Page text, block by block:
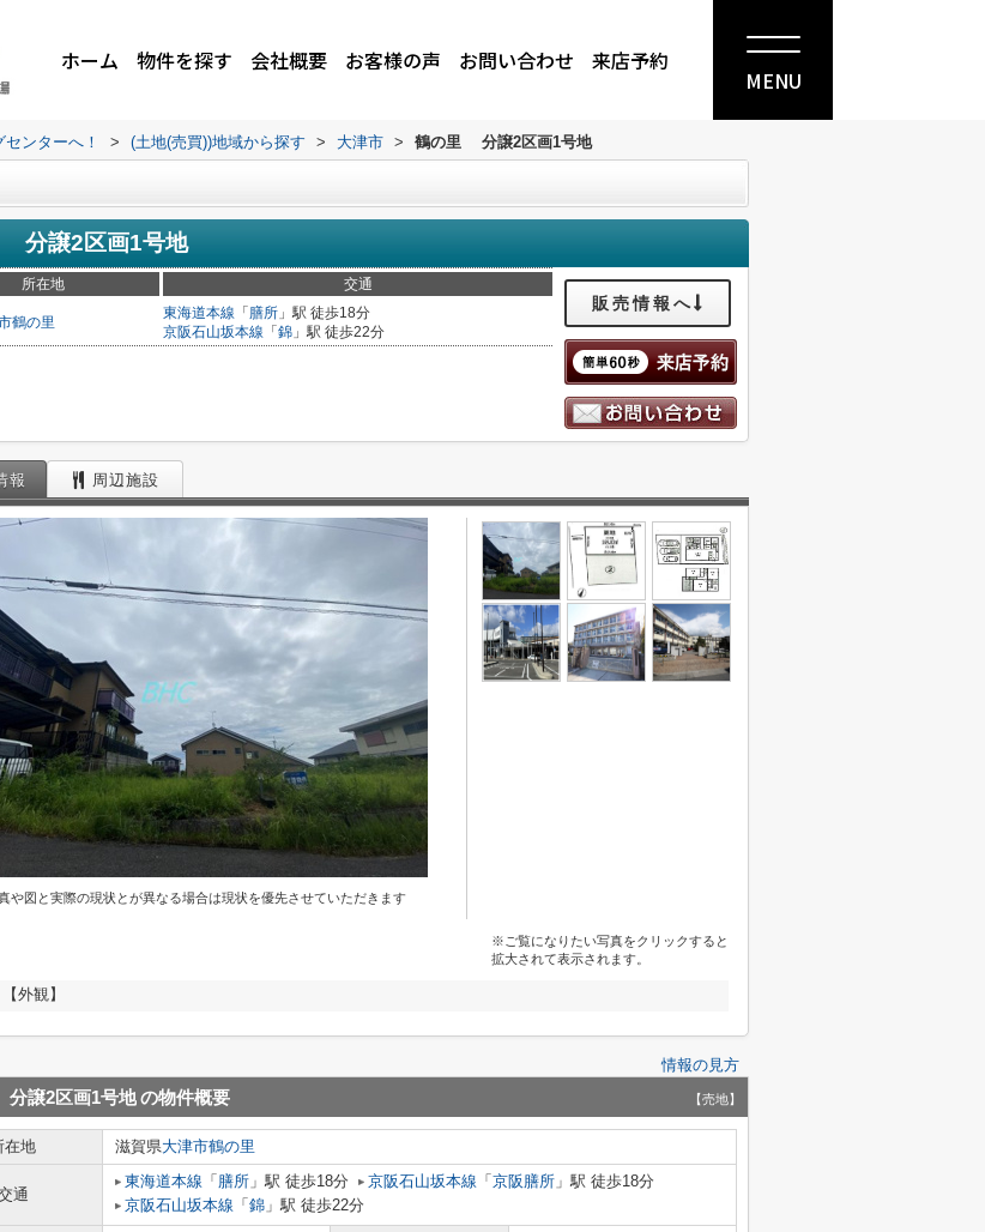
ホーム 物件を探す 会社概要 お客様の声 お問い合わせ 来店予約
MENU
ンターへ！ > (土地(売買))地域から探す > 大津市 > 鶴の里 分譲2区画1号地
分譲2区画1号地
所在地 交通
鶴の里
東海道本線 「 膳所 」駅 徒歩18分
京阪石山坂本線 「 錦 」駅 徒歩22分
販売情報へ
報 周辺施設
や図と実際の現状とが異なる場合は現状を優先させていただきます
※ご覧になりたい写真をクリックすると
拡大されて表示されます。
【外観】
情報の見方
譲2区画1号地の物件概要 【売地】
在地 滋賀県大津市鶴の里
通
東海道本線 「 膳所 」駅 徒歩18分 京阪石山坂本線 「 京阪膳所 」駅 徒歩18分
京阪石山坂本線 「 錦 」駅 徒歩22分